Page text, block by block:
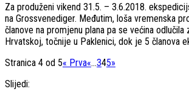
Za produženi vikend 31.5. – 3.6.2018.
na Grossvenediger. Međutim, loša vremenska
članove na promjenu plana pa se većina odlučila
Hrvatskoj, točnije u Paklenici, dok je 5 članova
Stranica 4 od 5« Prva«...345»
Slijedi: